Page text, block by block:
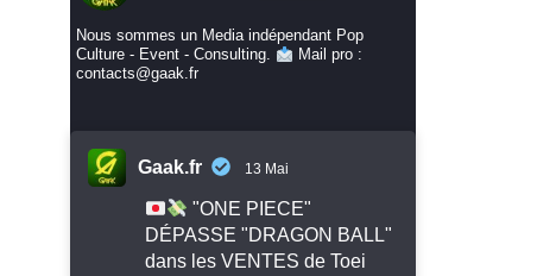
Nous sommes un Media indépendant Pop
Culture - Event - Consulting.
Mail pro :
contacts@gaak.fr
Gaak.fr 13 Mai
"ONE PIECE"
DÉPASSE "DRAGON BALL"
dans les VENTES de Toei